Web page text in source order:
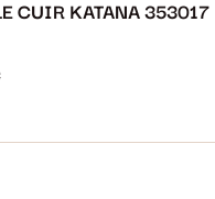
CUIR KATANA 353017